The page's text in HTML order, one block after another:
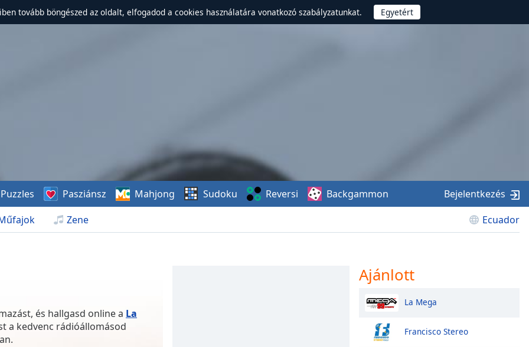
tovább böngészed az oldalt, elfogadod a cookies használatára vonatkozó szabályzatunkat.
Zene Ecuador
Puzzles Pasziánsz Mahjong Sudoku Reversi Backgammon Bejelentkezés
és hallgasd online a La
a kedvenc rádióállomásod
Ajánlott
La Mega
Francisco Stereo